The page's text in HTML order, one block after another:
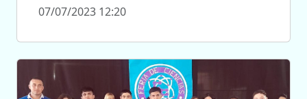
07/07/2023 12:20